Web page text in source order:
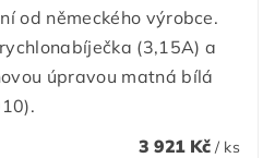
od německého výrobce.
(3,15A) a
úpravou matná bílá
3 921 Kč / ks